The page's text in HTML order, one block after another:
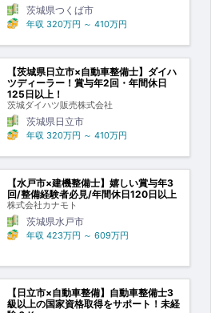
茨城県つくば市
年収 320万円 ～ 410万円
【茨城県日立市×自動車整備士】ダイハ
ツディーラー！賞与年2回・年間休日
125日以上！
茨城ダイハツ販売株式会社
茨城県日立市
年収 320万円 ～ 410万円
【水戸市×建機整備士】嬉しい賞与年3
回/整備経験者必見/年間休日120日以上
株式会社カナモト
茨城県水戸市
年収 423万円 ～ 609万円
【日立市×自動車整備】自動車整備士3
級以上の国家資格取得をサポート！未経